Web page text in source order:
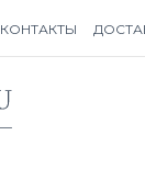
КОНТАКТЫ